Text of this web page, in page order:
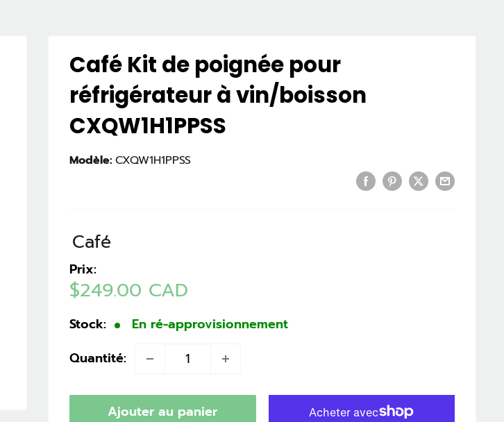
Café Kit de poignée pour
réfrigérateur à vin/boisson
CXQW1H1PPSS
Modèle: CXQW1H1PPSS
Café
Prix:
Prix
$249.00 CAD
Stock:
En ré-approvisionnement
Quantité:
Ajouter au panier